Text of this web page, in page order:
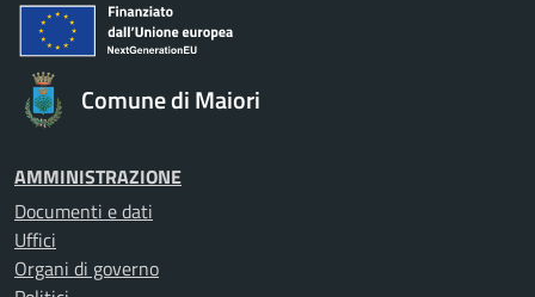
Comune di Maiori
AMMINISTRAZIONE
Documenti e dati
Uffici
Organi di governo